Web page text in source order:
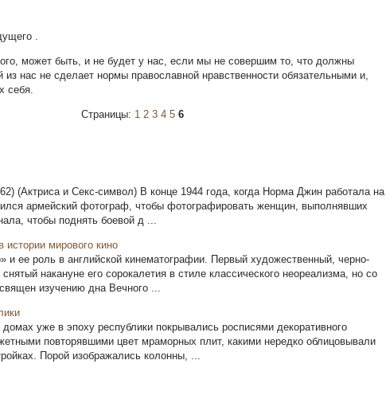
.
может быть, и не будет у нас, если мы не совершим то, что должны
нас не сделает нормы православной нравственности обязательными и,
себя.
Страницы: 1 2 3 4 5 6
(Актриса и Секс-символ) В конце 1944 года, когда Норма Джин работала на
армейский фотограф, чтобы фотографировать женщин, выполнявших
чтобы поднять боевой д ...
истории мирового кино
и ее роль в английской кинематографии. Первый художественный, черно-
накануне его сорокалетия в стиле классического неореализма, но со
изучению дна Вечного ...
уже в эпоху республики покрывались росписями декоративного
повторявшими цвет мраморных плит, какими нередко облицовывали
Порой изображались колонны, ...